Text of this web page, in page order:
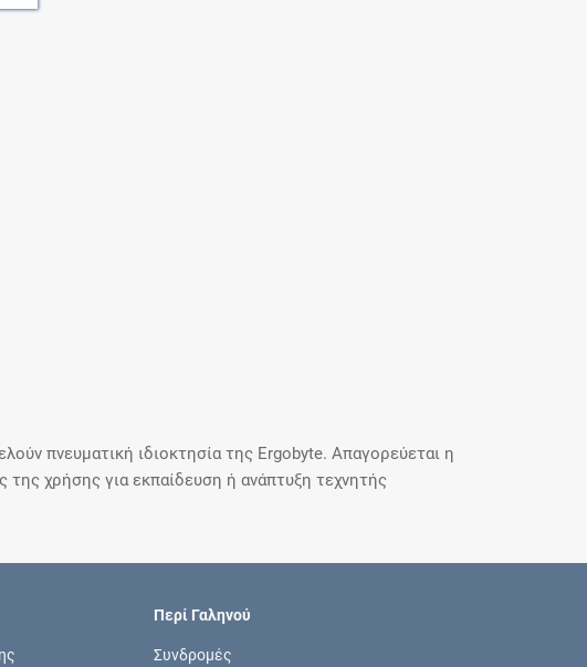
πνευματική ιδιοκτησία της Ergobyte. Απαγορεύεται η
χρήσης για εκπαίδευση ή ανάπτυξη τεχνητής
Περί Γαληνού
Συνδρομές